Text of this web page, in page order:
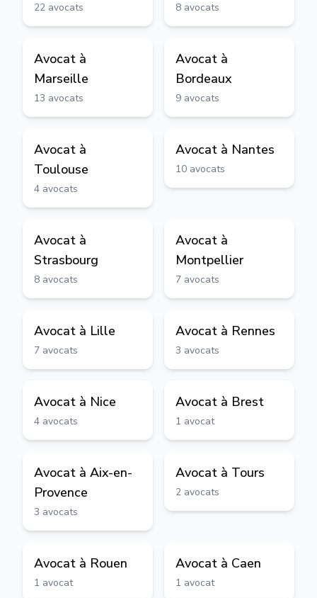
22 avocats 8 avocats
Avocat à
Marseille
13 avocats
Avocat à
Bordeaux
9 avocats
Avocat à
Toulouse
4 avocats
Avocat à Nantes
10 avocats
Avocat à
Strasbourg
8 avocats
Avocat à
Montpellier
7 avocats
Avocat à Lille
7 avocats
Avocat à Rennes
3 avocats
Avocat à Nice
4 avocats
Avocat à Brest
1 avocat
Avocat à Aix-en-
Provence
3 avocats
Avocat à Tours
2 avocats
Avocat à Rouen
1 avocat
Avocat à Caen
1 avocat